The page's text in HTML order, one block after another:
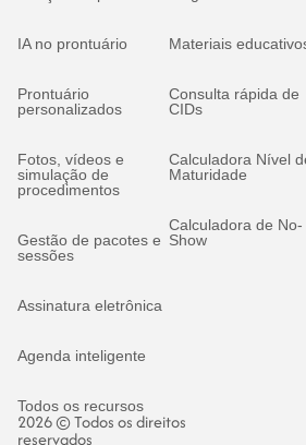
IA no prontuário
Prontuário
personalizados
Fotos, vídeos e
simulação de
procedimentos
Gestão de pacotes e
sessões
Assinatura eletrônica
Agenda inteligente
Todos os recursos
Materiais
Consulta rápida de
CIDs
Calculadora Nível
Maturidade
Calculadora de No-
Show
2026 © Todos os direitos
reservados